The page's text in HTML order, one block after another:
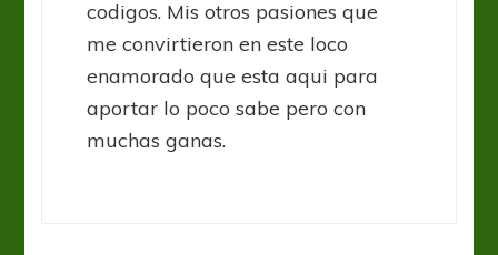
codigos. Mis otros pasiones que
me convirtieron en este loco
enamorado que esta aqui para
aportar lo poco sabe pero con
muchas ganas.